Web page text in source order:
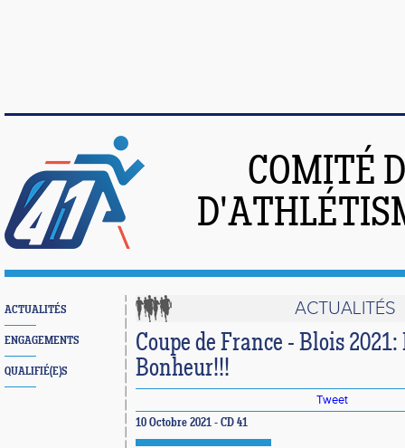
COMITÉ
ACTUALITÉS
ENGAGEMENTS
QUALIFIÉ(E)S
ACTUALITÉS
Coupe de France - Blois 2021:
Bonheur!!!
Tweet
10 Octobre 2021 - CD 41